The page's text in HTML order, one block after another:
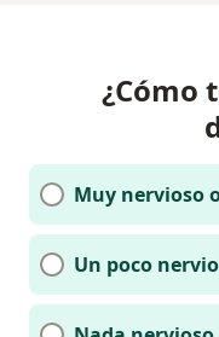
¿Cómo
Muy nervioso
Un poco